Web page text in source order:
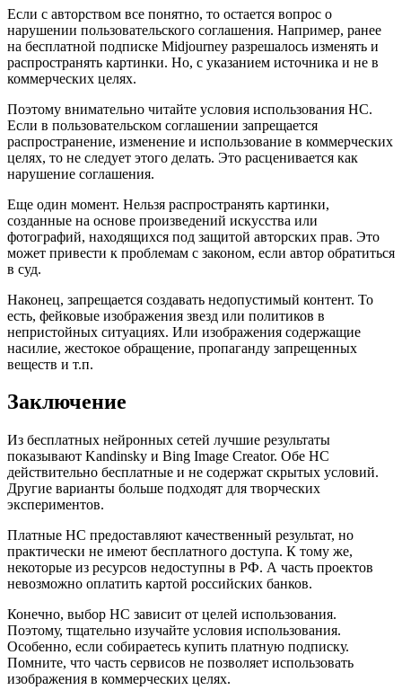
Если с авторством все понятно, то остается вопрос о
нарушении пользовательского соглашения. Например, ранее
на бесплатной подписке Midjourney разрешалось изменять и
распространять картинки. Но, с указанием источника и не в
коммерческих целях.
Поэтому внимательно читайте условия использования НС.
Если в пользовательском соглашении запрещается
распространение, изменение и использование в коммерческих
целях, то не следует этого делать. Это расценивается как
нарушение соглашения.
Еще один момент. Нельзя распространять картинки,
созданные на основе произведений искусства или
фотографий, находящихся под защитой авторских прав. Это
может привести к проблемам с законом, если автор обратиться
в суд.
Наконец, запрещается создавать недопустимый контент. То
есть, фейковые изображения звезд или политиков в
непристойных ситуациях. Или изображения содержащие
насилие, жестокое обращение, пропаганду запрещенных
веществ и т.п.
Заключение
Из бесплатных нейронных сетей лучшие результаты
показывают Kandinsky и Bing Image Creator. Обе НС
действительно бесплатные и не содержат скрытых условий.
Другие варианты больше подходят для творческих
экспериментов.
Платные НС предоставляют качественный результат, но
практически не имеют бесплатного доступа. К тому же,
некоторые из ресурсов недоступны в РФ. А часть проектов
невозможно оплатить картой российских банков.
Конечно, выбор НС зависит от целей использования.
Поэтому, тщательно изучайте условия использования.
Особенно, если собираетесь купить платную подписку.
Помните, что часть сервисов не позволяет использовать
изображения в коммерческих целях.